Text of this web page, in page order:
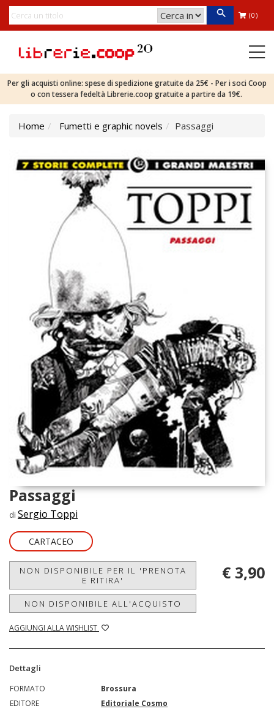
(0)
Per gli acquisti online: spese di spedizione gratuite da 25€ - Per i soci Coop
o con tessera fedeltà Librerie.coop gratuite a partire da 19€.
Home Fumetti e graphic novels Passaggi
Passaggi
di Sergio Toppi
CARTACEO
NON DISPONIBILE PER IL 'PRENOTA
E RITIRA'
NON DISPONIBILE ALL'ACQUISTO
AGGIUNGI ALLA WISHLIST
€ 3,90
Dettagli
FORMATO
Brossura
EDITORE
Editoriale Cosmo